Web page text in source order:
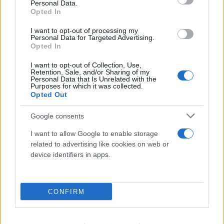
Personal Data.
Opted In
I want to opt-out of processing my
Personal Data for Targeted Advertising.
Opted In
I want to opt-out of Collection, Use,
Retention, Sale, and/or Sharing of my
Personal Data that Is Unrelated with the
Purposes for which it was collected.
Opted Out
Google consents
I want to allow Google to enable storage
related to advertising like cookies on web or
device identifiers in apps.
CONFIRM
ΔΗΜΉΤΡΗΣ ΣΟΥΛΤΟΓΙΆΝΝΗΣ
Οι ΗΠΑ βρίσκονται σε «ημι-διαπραγμάτευση» με
το Ιράν: Ο γρίφος Τραμπ και οι απαιτήσεις της
Τεχεράνης
10.08.2026
Τουρισμός για Όλους 2026: Άνοιξαν οι αιτήσεις